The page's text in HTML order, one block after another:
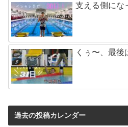
支える側にな
くぅ〜、最後
過去の投稿カレンダー